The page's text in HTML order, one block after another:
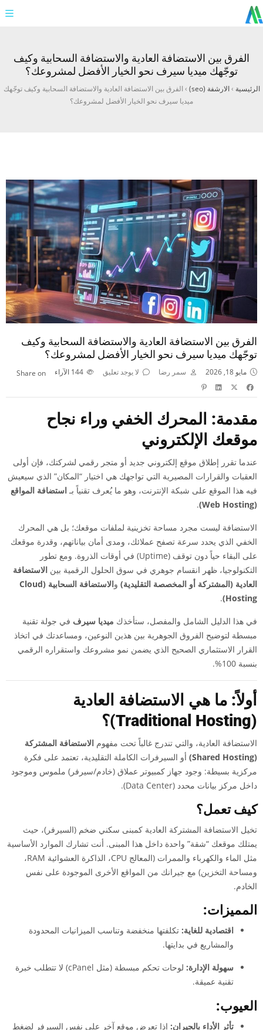
الفرق بين الاستضافة العادية والاستضافة السحابية وكيف
توجّهك ميديا سيرف نحو الخيار الأفضل لمشروعك؟
الرئيسية ›الارشفة (seo) › الفرق بين الاستضافة العادية والاستضافة السحابية وكيف توجّهك
ميديا سيرف نحو الخيار الأفضل لمشروعك؟
الفرق بين الاستضافة العادية والاستضافة السحابية وكيف
توجّهك ميديا سيرف نحو الخيار الأفضل لمشروعك؟
مايو 18, 2026 سمر رضا لا يوجد تعليق الآراء Share on
مقدمة: المحرك الخفي وراء نجاح
موقعك الإلكتروني
عندما تقرر إطلاق موقع إلكتروني جديد أو متجر رقمي لشركتك، فإن أولى
العقبات والقرارات المصيرية التي تواجهك هي اختيار “المكان” الذي سيعيش
فيه هذا الموقع على شبكة الإنترنت، وهو ما يُعرف تقنياً بـ استضافة المواقع
(Web Hosting)
.
الاستضافة ليست مجرد مساحة تخزينية لملفات موقعك؛ بل هي المحرك
الخفي الذي يحدد سرعة تصفح عملائك، ومدى أمان بياناتهم، وقدرة موقعك
على البقاء حياً دون توقف (Uptime) في أوقات الذروة. ومع تطور
التكنولوجيا، ظهر انقسام جوهري في سوق الحلول الرقمية بين الاستضافة
العادية (المشتركة أو المخصصة التقليدية) و
الاستضافة السحابية (Cloud
Hosting)
.
في هذا الدليل الشامل والمفصل، ستأخذك ميديا سيرف في جولة تقنية
مبسطة لتوضيح الفروق الجوهرية بين هذين النوعين، ومساعدتك في اتخاذ
القرار الاستثماري الصحيح الذي يضمن نمو مشروعك واستقراره الرقمي
بنسبة 100%.
أولاً: ما هي الاستضافة العادية
(Traditional Hosting)؟
الاستضافة العادية، والتي تندرج غالباً تحت مفهوم الاستضافة المشتركة
(Shared Hosting)
أو السيرفرات الكاملة التقليدية، تعتمد على فكرة
مركزية بسيطة: وجود جهاز كمبيوتر عملاق (خادم/سيرفر) ملموس وموجود
داخل مركز بيانات محدد (Data Center).
كيف تعمل؟
تخيل الاستضافة المشتركة العادية كمبنى سكني ضخم (السيرفر)، حيث
يمتلك موقعك “شقة” واحدة داخل هذا المبنى. أنت تشارك الموارد الأساسية
مثل الماء والكهرباء والممرات (المعالج CPU، الذاكرة العشوائية RAM،
ومساحة التخزين) مع جيرانك من المواقع الأخرى الموجودة على نفس
الخادم.
المميزات:
اقتصادية للغاية: تكلفتها منخفضة وتناسب الميزانيات المحدودة
والمشاريع في بدايتها.
سهولة الإدارة:
لوحات تحكم مبسطة (مثل cPanel) لا تتطلب خبرة
تقنية عميقة.
العيوب:
تأثر الأداء بالجيران: إذا تعرض موقع آخر على نفس السيرفر لضغط